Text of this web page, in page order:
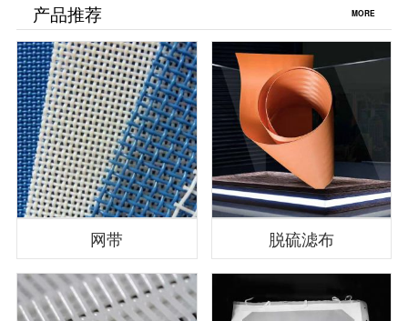
产品推荐 MORE
网带 脱硫滤布